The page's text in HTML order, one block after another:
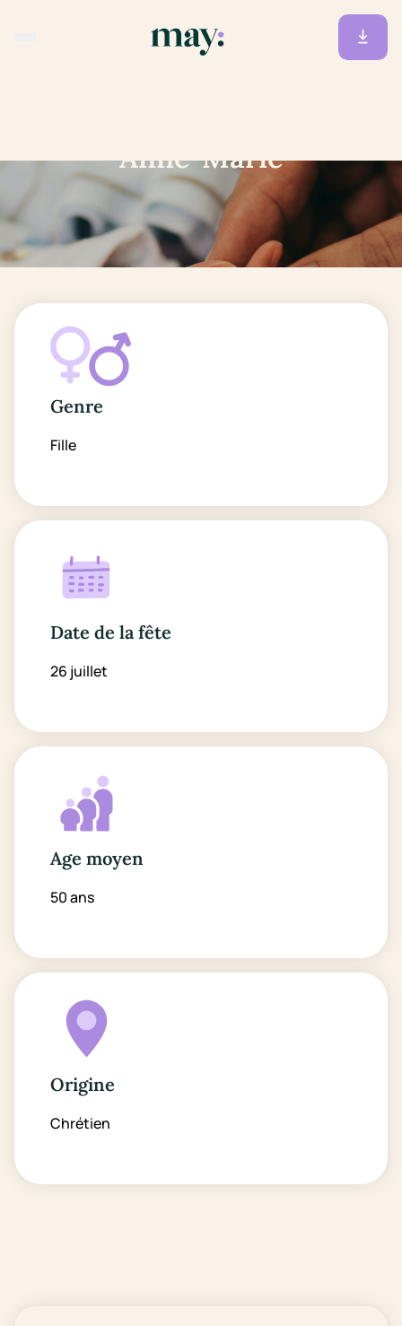
Anne-Marie
Genre
Fille
Date de la fête
26 juillet
Age moyen
50 ans
Origine
Chrétien